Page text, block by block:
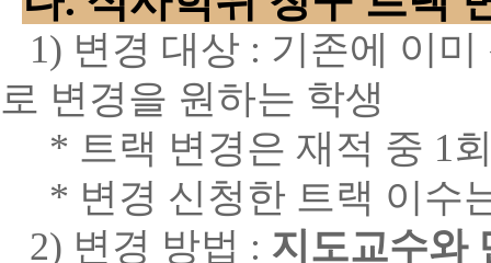
1) 변경 대상 : 기존에 이
로 변경을 원하는 학생
* 트랙 변경은 재적 중 1
* 변경 신청한 트랙 이수
2) 변경 방법 : 지도교수와